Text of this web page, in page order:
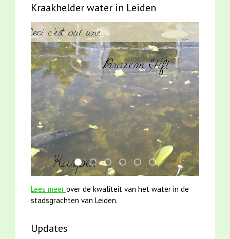
Kraakhelder water in Leiden
smoelenboek fifi en karper nieuwsbrief-
karper met kattenklimtouw
jun2021 zaklv 5 snoekje MOOI
mei2021 watervogelmethode
mei2021 1 snoekje elly
jun2021 28 brasem
Lees meer over de kwaliteit van het water in de
stadsgrachten van Leiden.
Updates